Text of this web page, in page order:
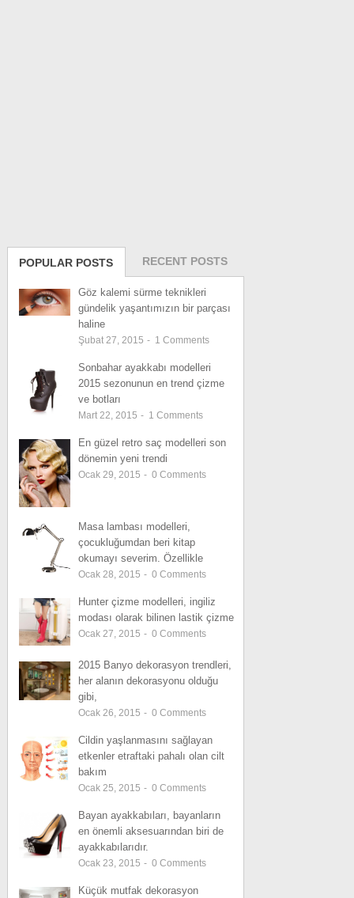
POPULAR POSTS RECENT POSTS
Göz kalemi sürme teknikleri
gündelik yaşantımızın bir parçası
haline
Şubat 27, 2015 - 1 Comments
Sonbahar ayakkabı modelleri
2015 sezonunun en trend çizme
ve botları
Mart 22, 2015 - 1 Comments
En güzel retro saç modelleri son
dönemin yeni trendi
Ocak 29, 2015 - 0 Comments
Masa lambası modelleri,
çocukluğumdan beri kitap
okumayı severim. Özellikle
Ocak 28, 2015 - 0 Comments
Hunter çizme modelleri, ingiliz
modası olarak bilinen lastik çizme
Ocak 27, 2015 - 0 Comments
2015 Banyo dekorasyon trendleri,
her alanın dekorasyonu olduğu
gibi,
Ocak 26, 2015 - 0 Comments
Cildin yaşlanmasını sağlayan
etkenler etraftaki pahalı olan cilt
bakım
Ocak 25, 2015 - 0 Comments
Bayan ayakkabıları, bayanların
en önemli aksesuarından biri de
ayakkabılarıdır.
Ocak 23, 2015 - 0 Comments
Küçük mutfak dekorasyon